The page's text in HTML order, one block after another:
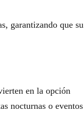
garantizando que su
en la opción
nocturnas o eventos